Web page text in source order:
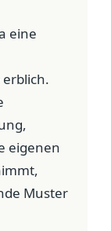
eine
eigenen
Muster